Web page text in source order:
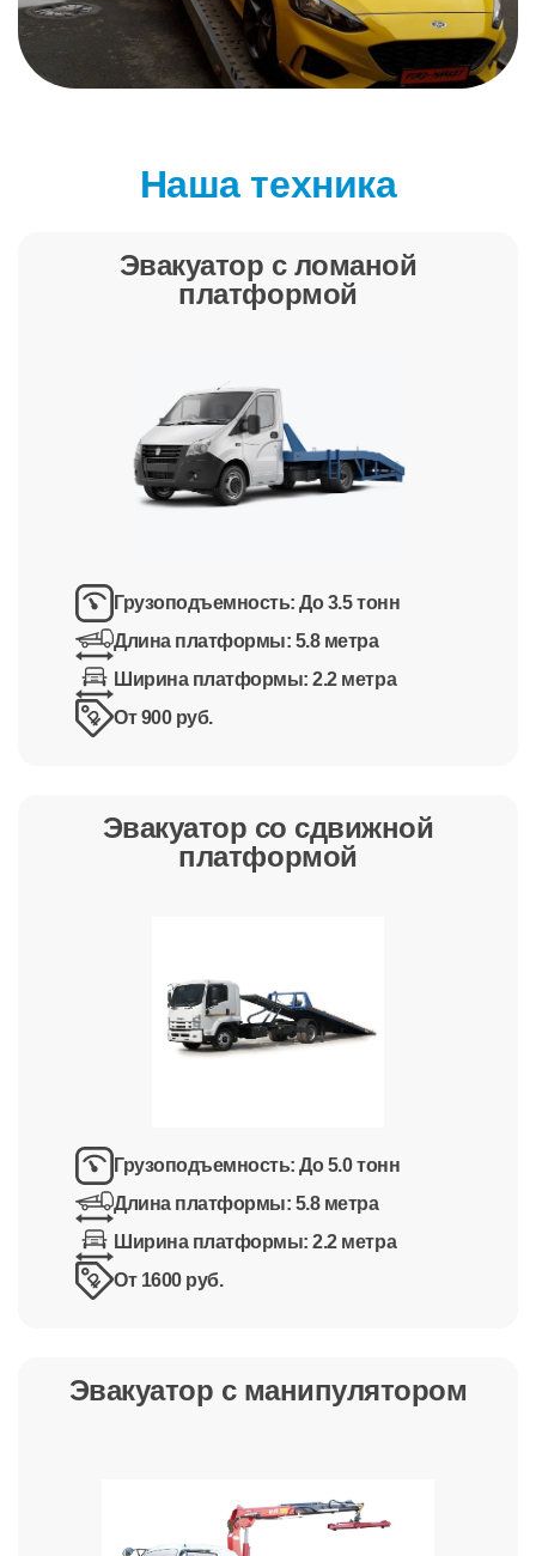
Наша техника
Эвакуатор с ломаной
платформой
Грузоподъемность:До 3.5 тонн
Длина платформы: 5.8 метра
Ширина платформы:2.2 метра
От 900 руб.
Эвакуатор со сдвижной
платформой
Грузоподъемность:До 5.0 тонн
Длина платформы: 5.8 метра
Ширина платформы:2.2 метра
От 1600 руб.
Эвакуатор с манипулятором